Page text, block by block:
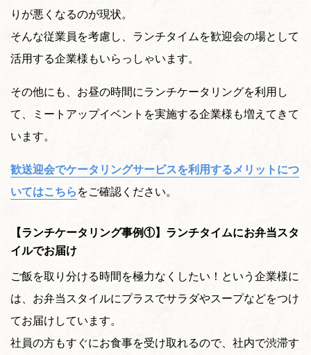
りが悪くなるのが現状。
そんな従業員を考慮し、ランチタイムを歓迎会の場として
活用する企業様もいらっしゃいます。
その他にも、お昼の時間にランチケータリングを利用し
て、ミートアップイベントを実施する企業様も増えてきて
います。
歓送迎会でケータリングサービスを利用するメリットにつ
いてはこちらをご確認ください。
【ランチケータリング事例①】ランチタイムにお弁当スタ
イルでお届け
ご飯を取り分ける時間を極力なくしたい！という企業様に
は、お弁当スタイルにプラスでサラダやスープなどをつけ
てお届けしています。
社員の方もすぐにお食事を受け取れるので、社内で渋滞す